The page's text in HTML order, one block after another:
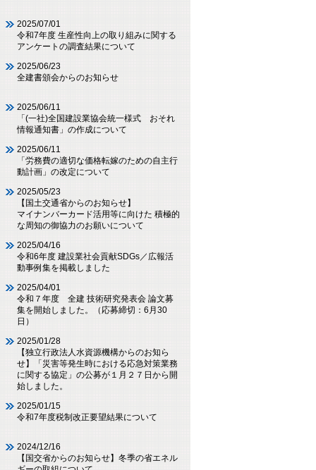
2025/07/01
令和7年度 生産性向上の取り組みに関する
アンケートの調査結果について
2025/06/23
全建書頒会からのお知らせ
2025/06/11
「(一社)全国建設業協会統一様式 おそれ
情報通知書」の作成について
2025/06/11
「労務費の適切な価格転嫁のための自主行
動計画」の改定について
2025/05/23
【国土交通省からのお知らせ】
マイナンバーカード活用等に向けた 積極的
な周知の御協力のお願いについて
2025/04/16
令和6年度 建設業社会貢献SDGs／広報活
動事例集を掲載しました
2025/04/01
令和７年度 全建 技術研究発表会 論文募
集を開始しました。（応募締切：6月30
日）
2025/01/28
【独立行政法人水資源機構からのお知ら
せ】「災害等発生時における応急対策業務
に関する協定」の公募が１月２７日から開
始しました。
2025/01/15
令和7年度税制改正要望結果について
2024/12/16
【国交省からのお知らせ】冬季の省エネル